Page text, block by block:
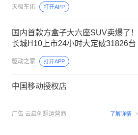
天极车讯 打开APP
国内首款方盒子大六座SUV卖爆了！
长城H10上市24小时大定破31826台
驱动之家 打开APP
中国移动授权店
广告 云启创想运营商 了解详情